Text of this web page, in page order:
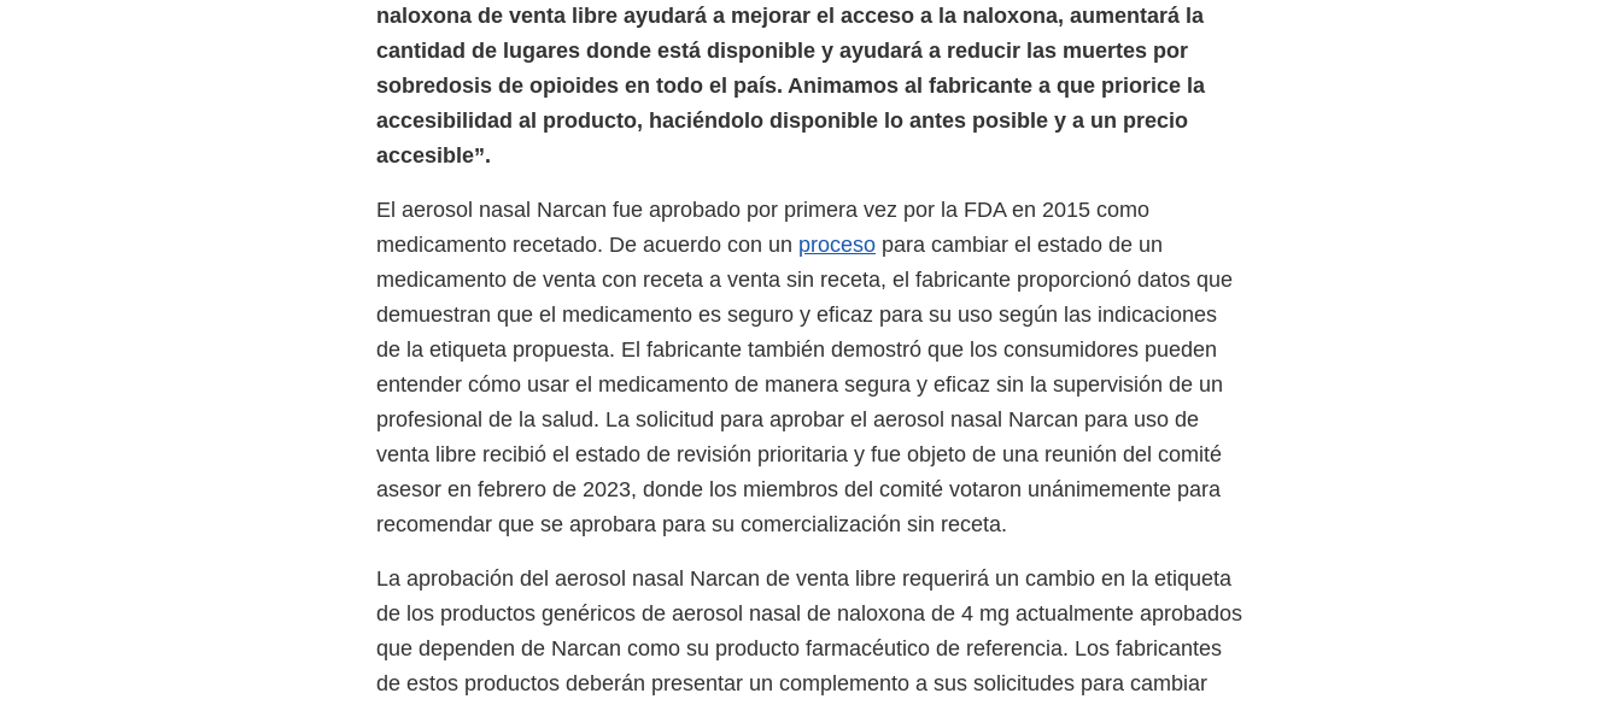
naloxona de venta libre ayudará a mejorar el acceso a la naloxona, aumentará la
cantidad de lugares donde está disponible y ayudará a reducir las muertes por
sobredosis de opioides en todo el país. Animamos al fabricante a que priorice la
accesibilidad al producto, haciéndolo disponible lo antes posible y a un precio
accesible”.
El aerosol nasal Narcan fue aprobado por primera vez por la FDA en 2015 como
medicamento recetado. De acuerdo con un proceso para cambiar el estado de un
medicamento de venta con receta a venta sin receta, el fabricante proporcionó datos que
demuestran que el medicamento es seguro y eficaz para su uso según las indicaciones
de la etiqueta propuesta. El fabricante también demostró que los consumidores pueden
entender cómo usar el medicamento de manera segura y eficaz sin la supervisión de un
profesional de la salud. La solicitud para aprobar el aerosol nasal Narcan para uso de
venta libre recibió el estado de revisión prioritaria y fue objeto de una reunión del comité
asesor en febrero de 2023, donde los miembros del comité votaron unánimemente para
recomendar que se aprobara para su comercialización sin receta.
La aprobación del aerosol nasal Narcan de venta libre requerirá un cambio en la etiqueta
de los productos genéricos de aerosol nasal de naloxona de 4 mg actualmente aprobados
que dependen de Narcan como su producto farmacéutico de referencia. Los fabricantes
de estos productos deberán presentar un complemento a sus solicitudes para cambiar